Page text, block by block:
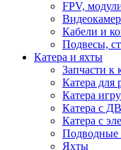
FPV,
Кабели и
Подвесы,
Катера и яхты
Запчасти к
Катера для
Катера
Катера с
Катера с
Подводные
Яхты